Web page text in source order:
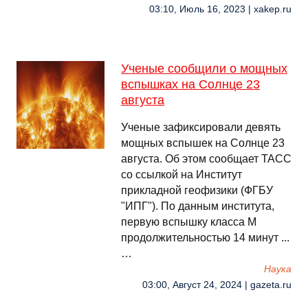
03:10, Июль 16, 2023 | xakep.ru
Ученые сообщили о мощных
вспышках на Солнце 23
августа
Ученые зафиксировали девять
мощных вспышек на Солнце 23
августа. Об этом сообщает ТАСС
со ссылкой на Институт
прикладной геофизики (ФГБУ
"ИПГ"). По данным института,
первую вспышку класса M
продолжительностью 14 минут ...
…
Наука
03:00, Август 24, 2024 | gazeta.ru